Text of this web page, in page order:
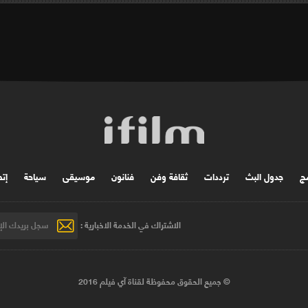
جدول البث ترددات ثقافة وفن فنانون موسیقی سياحة
الاشتراك في الخدمة الاخبارية :
© جميع الحقوق محفوظة لقناة آي فيلم 2016